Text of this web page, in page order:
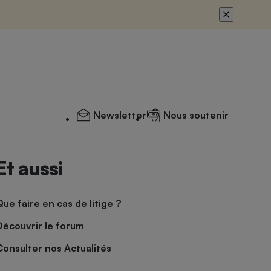
Newsletter Nous soutenir
aussi
faire en cas de litige ?
le forum
nos Actualités